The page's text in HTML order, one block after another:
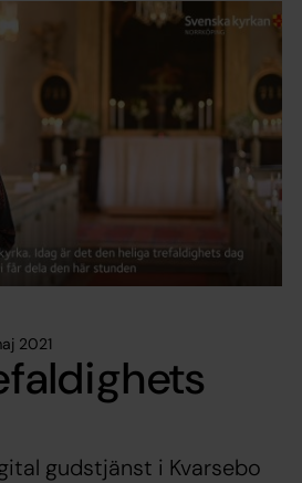
2021
gudstjänst i Kvarsebo